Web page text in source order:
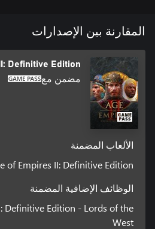
المقارنة بين الإصدارات
Definitive Edition
مضمن مع
الألعاب المضمنة
of Empires II: Definitive Edition
الوظائف الإضافية المضمنة
Definitive Edition - Lords of the
West